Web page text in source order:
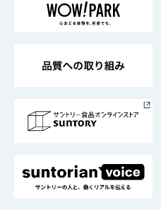
地域情報
サントリーサンバーズ大阪
サントリーが考えるサス
企業概要
採用情報